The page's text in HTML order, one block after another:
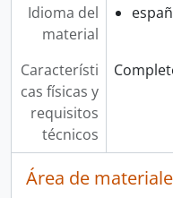
Idioma del
material
Característi
cas físicas y
requisitos
técnicos
Área de